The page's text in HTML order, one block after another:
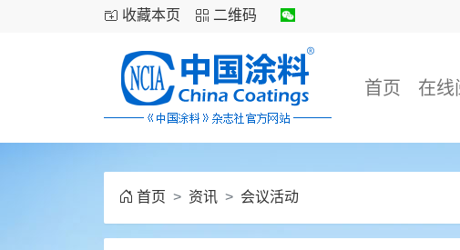
收藏本页 二维码
首页 在线
首页 资讯 会议活动